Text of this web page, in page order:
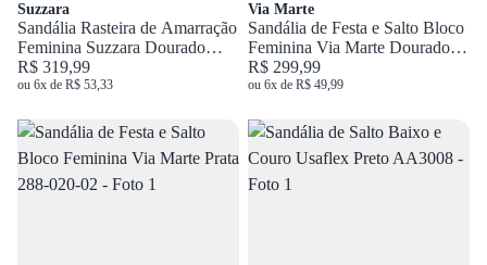
Suzzara
Sandália Rasteira de Amarração
Feminina Suzzara Dourado
4155-11970
R$ 319,99
ou 6x de R$ 53,33
Via Marte
Sandália de Festa e Salto Bloco
Feminina Via Marte Dourado
288-020-02
R$ 299,99
ou 6x de R$ 49,99